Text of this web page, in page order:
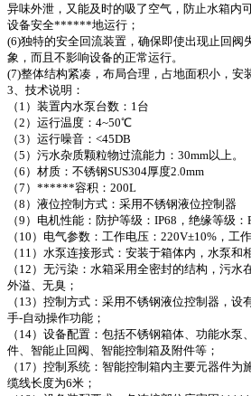
异味外泄，又能及时的吸了空气，防止水箱
设备安全******地运行；
(6)独特的安全回流装置，确保即使出现止回阀
象，而且不影响设备的正常运行。
(7)整体结构紧凑，布局合理，占地面积小，安
3、技术说明：
（1）装置内水泵台数：1台
（2）运行温度：4~50℃
（3）运行噪音：<45DB
（5）污水杂质颗粒物过流能力：30mm以上。
（6）材质：不锈钢SUS304厚度2.0mm
（7）******容积：200L
（8）液位控制方式：采用不锈钢液位控制器
（9）电机性能：防护等级：IP68，绝缘等级：
（10）电气参数：工作电压：220V±10%，工
（11）水泵连接形式：安装于箱体内，水泵和
（12）无污染：水箱采用全密封的结构，污水
外溢、无臭；
（13）控制方式：采用不锈钢液位控制器，设
手-自动操作功能；
（14）设备配置：包括不锈钢箱体、功能水泵
件、智能止回阀、智能控制箱及附件等；
（17）控制系统：智能控制箱内主要元器件
缆线长度为6米；